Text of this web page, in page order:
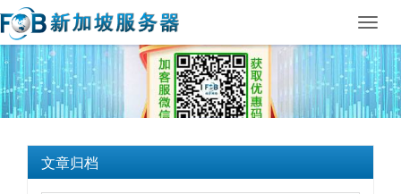
文章归档